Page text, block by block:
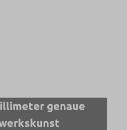
genaue